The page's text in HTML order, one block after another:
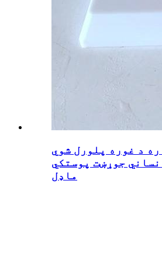
د غوره پلورل شوي
جوړښت پوستکي
ماډل